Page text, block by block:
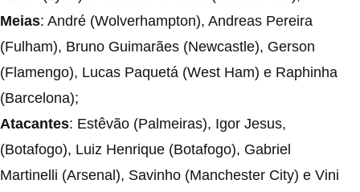
Meias: André (Wolverhampton), Andreas Pereira
(Fulham), Bruno Guimarães (Newcastle), Gerson
(Flamengo), Lucas Paquetá (West Ham) e Raphinha
(Barcelona);
Atacantes: Estêvão (Palmeiras), Igor Jesus,
(Botafogo), Luiz Henrique (Botafogo), Gabriel
Martinelli (Arsenal), Savinho (Manchester City) e Vini